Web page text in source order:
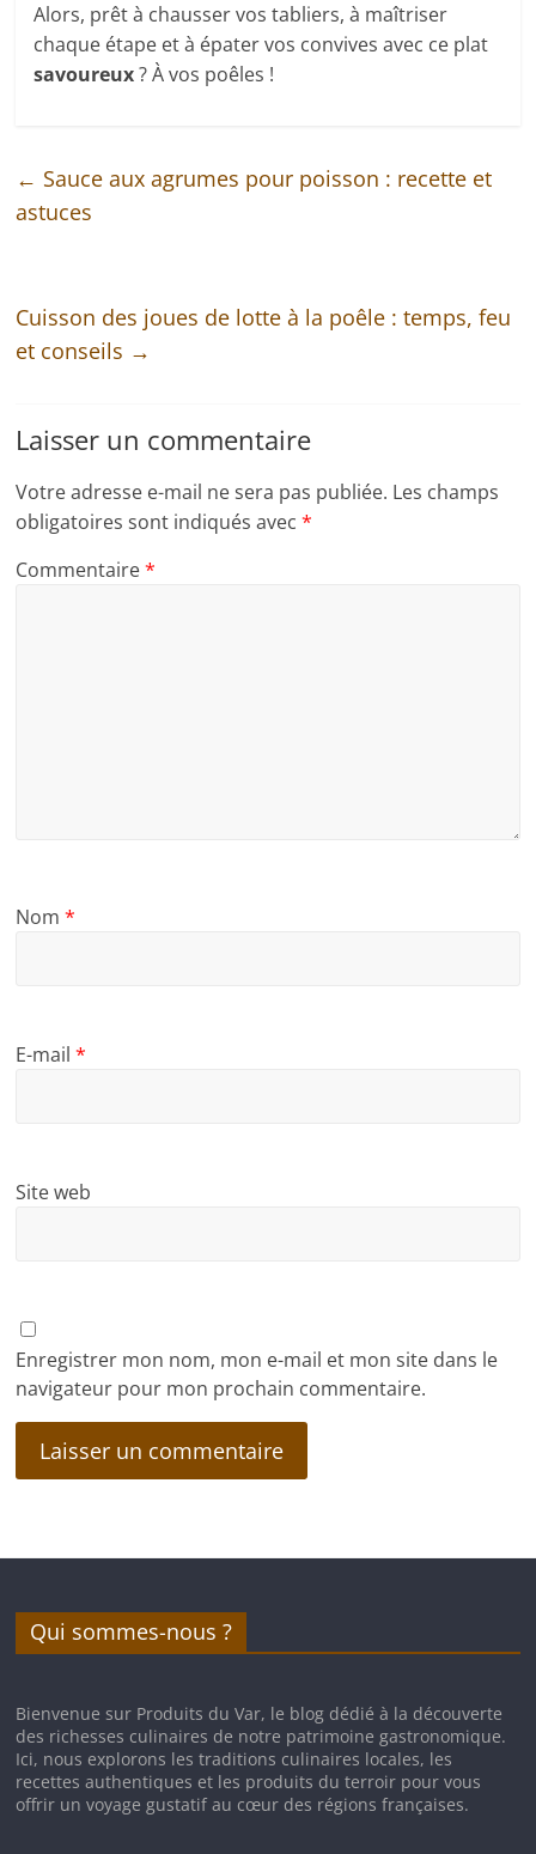
Alors, prêt à chausser vos tabliers, à maîtriser
chaque étape et à épater vos convives avec ce plat
savoureux? À vos poêles !
← Sauce aux agrumes pour poisson : recette et
astuces
Cuisson des joues de lotte à la poêle : temps, feu
et conseils →
Laisser un commentaire
Votre adresse e-mail ne sera pas publiée. Les champs
obligatoires sont indiqués avec*
Commentaire*
Nom*
E-mail*
Site web
Enregistrer mon nom, mon e-mail et mon site dans le
navigateur pour mon prochain commentaire.
Qui sommes-nous ?
Bienvenue sur Produits du Var, le blog dédié à la découverte
des richesses culinaires de notre patrimoine gastronomique.
Ici, nous explorons les traditions culinaires locales, les
recettes authentiques et les produits du terroir pour vous
offrir un voyage gustatif au cœur des régions françaises.